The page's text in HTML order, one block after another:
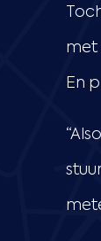
met
En